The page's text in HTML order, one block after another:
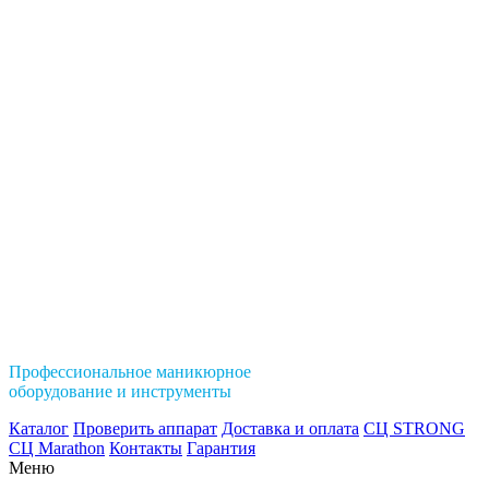
Профессиональное маникюрное
оборудование и инструменты
Каталог Проверить аппарат Доставка и оплата СЦ STRONG
СЦ Marathon Контакты Гарантия
Меню